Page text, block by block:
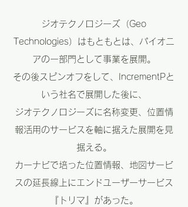
ジオテクノロジーズ（Geo
Technologies）はもともとは、パイオニ
アのー部門として事業を展開。
その後スピンオフをして、IncrementPと
いう社名で展開した後に、
ジオテクノロジーズに名称変更、位置情
報活用のサービスを軸に据えた展開を見
据える。
カーナビで培った位置情報、地図サービ
スの延長線上にエンドユーザーサービス
『トリマ』があった。